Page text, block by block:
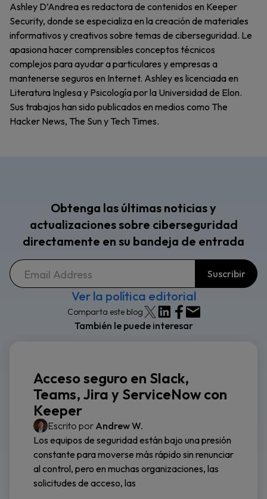
Ashley D’Andrea es redactora de contenidos en Keeper
Security, donde se especializa en la creación de materiales
informativos y creativos sobre temas de ciberseguridad. Le
apasiona hacer comprensibles conceptos técnicos
complejos para ayudar a particulares y empresas a
mantenerse seguros en Internet. Ashley es licenciada en
Literatura Inglesa y Psicología por la Universidad de Elon.
Sus trabajos han sido publicados en medios como The
Hacker News, The Sun y Tech Times.
Obtenga las últimas noticias y
actualizaciones sobre ciberseguridad
directamente en su bandeja de entrada
Ver la política editorial
Comparta este blog
También le puede interesar
Acceso seguro en Slack,
Teams, Jira y ServiceNow con
Keeper
Escrito por Andrew W.
Los equipos de seguridad están bajo una presión
constante para moverse más rápido sin renunciar
al control, pero en muchas organizaciones, las
solicitudes de acceso, las